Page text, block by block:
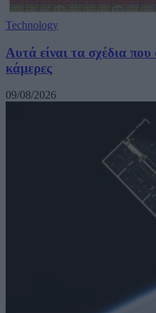
Technology
Αυτά είναι τα σχέδια
κάμερες
09/08/2026